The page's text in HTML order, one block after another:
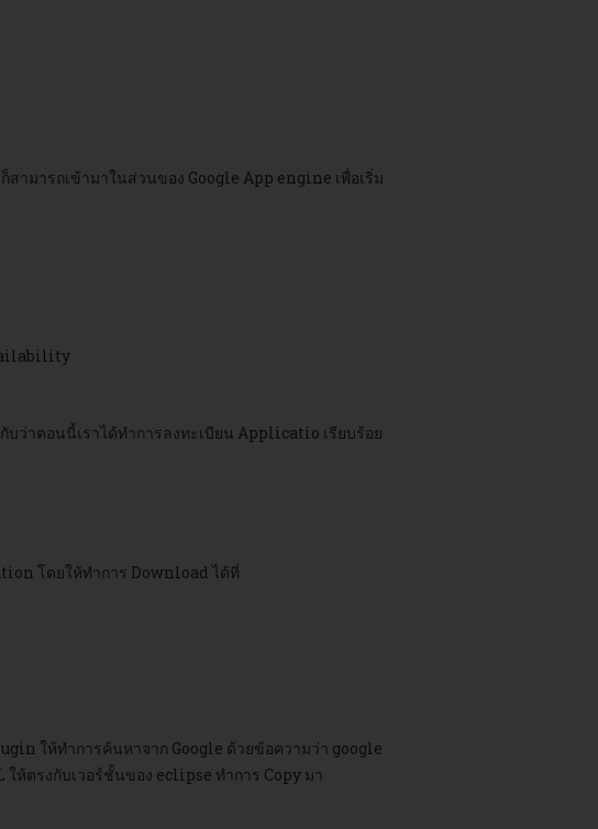
มารถเข้ามาในส่วนของ Google App engine เพื่อเริ่ม
าตอนนี้เราได้ทำการลงทะเบียน Applicatio เรียบร้อย
โดยให้ทำการ Download ได้ที่
ให้ทำการค้นหาจาก Google ด้วยข้อความว่า google
ตรงกับเวอร์ชั้นของ eclipse ทำการ Copy มา